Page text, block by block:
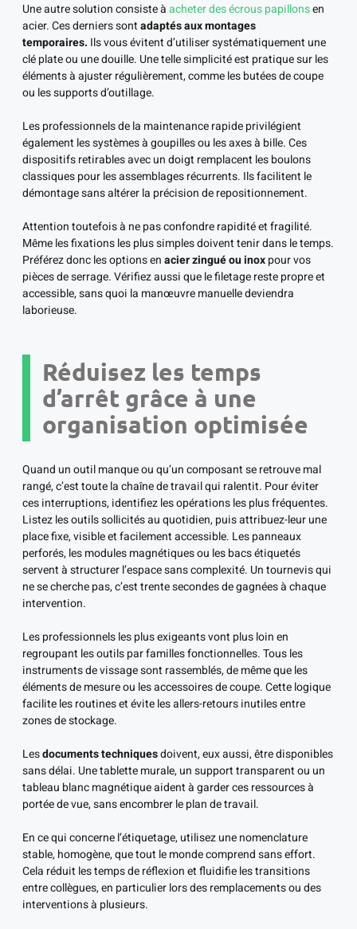
Une autre solution consiste àacheter des écrous papillonsen
acier. Ces derniers sontadaptés aux montages
temporaires. Ils vous évitent d’utiliser systématiquement une
clé plate ou une douille. Une telle simplicité est pratique sur les
éléments à ajuster régulièrement, comme les butées de coupe
ou les supports d’outillage.
Les professionnels de la maintenance rapide privilégient
également les systèmes à goupilles ou les axes à bille. Ces
dispositifs retirables avec un doigt remplacent les boulons
classiques pour les assemblages récurrents. Ils facilitent le
démontage sans altérer la précision de repositionnement.
Attention toutefois à ne pas confondre rapidité et fragilité.
Même les fixations les plus simples doivent tenir dans le temps.
Préférez donc les options enacier zingué ou inoxpour vos
pièces de serrage. Vérifiez aussi que le filetage reste propre et
accessible, sans quoi la manœuvre manuelle deviendra
laborieuse.
Réduisez les temps
d’arrêt grâce à une
organisation optimisée
Quand un outil manque ou qu’un composant se retrouve mal
rangé, c’est toute la chaîne de travail qui ralentit. Pour éviter
ces interruptions, identifiez les opérations les plus fréquentes.
Listez les outils sollicités au quotidien, puis attribuez-leur une
place fixe, visible et facilement accessible. Les panneaux
perforés, les modules magnétiques ou les bacs étiquetés
servent à structurer l’espace sans complexité. Un tournevis qui
ne se cherche pas, c’est trente secondes de gagnées à chaque
intervention.
Les professionnels les plus exigeants vont plus loin en
regroupant les outils par familles fonctionnelles. Tous les
instruments de vissage sont rassemblés, de même que les
éléments de mesure ou les accessoires de coupe. Cette logique
facilite les routines et évite les allers-retours inutiles entre
zones de stockage.
Lesdocuments techniquesdoivent, eux aussi, être disponibles
sans délai. Une tablette murale, un support transparent ou un
tableau blanc magnétique aident à garder ces ressources à
portée de vue, sans encombrer le plan de travail.
En ce qui concerne l’étiquetage, utilisez une nomenclature
stable, homogène, que tout le monde comprend sans effort.
Cela réduit les temps de réflexion et fluidifie les transitions
entre collègues, en particulier lors des remplacements ou des
interventions à plusieurs.